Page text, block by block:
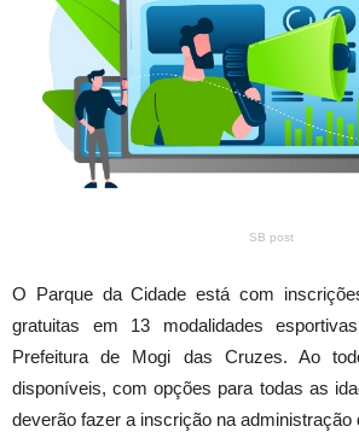
SB post
O Parque da Cidade está com
gratuitas em 13 modalidades
Prefeitura de Mogi das Cruzes. Ao
disponíveis, com opções para todas as
deverão fazer a inscrição na administração